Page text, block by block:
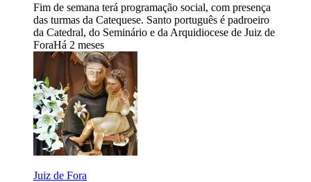
Fim de semana terá programação social, com presença
das turmas da Catequese. Santo português é padroeiro
da Catedral, do Seminário e da Arquidiocese de Juiz de
ForaHá 2 meses
Juiz de Fora